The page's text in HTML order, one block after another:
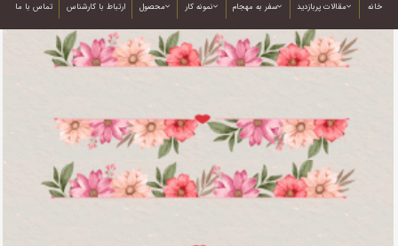
خانه مقالات پربازدید سفر به مهجام نمونه کار محصول ارتباط با کارشناس تماس با ما